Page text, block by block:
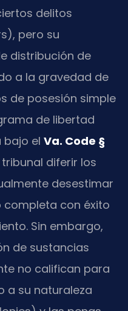
delitos
pero su
distribución de
a la gravedad de
de posesión simple
de libertad
bajo el Va. Code §
diferir los
desestimar
completa con éxito
Sin embargo,
de sustancias
no califican para
a su naturaleza